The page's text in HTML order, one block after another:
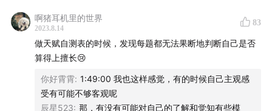
从天赋入手尝试，然后通过兴趣筛选
啊猪耳机里的世界
2023.8.14
83
做天赋自测表的时候，发现每题都无法果断地判断自己是否
算得上擅长😢
你好霄霄: 1:49:00 我也这样感觉，有的时候自己主观感
受有可能不够客观呢
辰星523: 那，有没有可能对自己的了解和觉知有些模